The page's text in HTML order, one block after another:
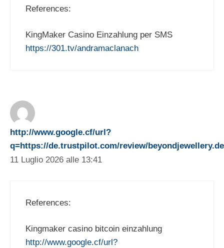
References:
KingMaker Casino Einzahlung per SMS
https://301.tv/andramaclanach
http://www.google.cf/url?
q=https://de.trustpilot.com/review/beyondjewellery.de
11 Luglio 2026 alle 13:41
References:
Kingmaker casino bitcoin einzahlung
http://www.google.cf/url?